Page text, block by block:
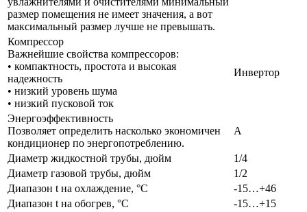
размер помещения не имеет значения, а вот
максимальный размер лучше не превышать.
Компрессор
Важнейшие свойства компрессоров:
• компактность, простота и высокая
надежность
• низкий уровень шума
• низкий пусковой ток
Инвертор
Энергоэффективность
Позволяет определить насколько экономичен
кондиционер по энергопотреблению.
A
Диаметр жидкостной трубы, дюйм
1/4
Диаметр газовой трубы, дюйм
1/2
Диапазон t на охлаждение, °С
-15…+46
Диапазон t на обогрев, °С
-15…+15